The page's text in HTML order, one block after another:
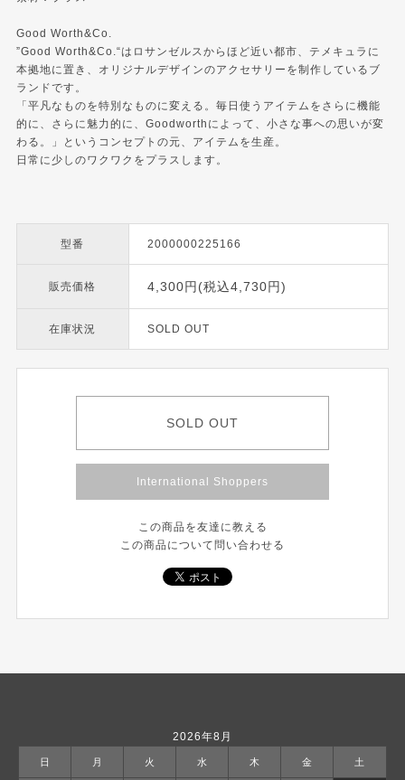
Good Worth&Co.
”Good Worth&Co.“はロサンゼルスからほど近い都市、テメキュラに
本拠地に置き、オリジナルデザインのアクセサリーを制作しているブ
ランドです。
「平凡なものを特別なものに変える。毎日使うアイテムをさらに機能
的に、さらに魅力的に、Goodworthによって、小さな事への思いが変
わる。」というコンセプトの元、アイテムを生産。
日常に少しのワクワクをプラスします。
型番 2000000225166
販売価格 4,300円(税込4,730円)
在庫状況 SOLD OUT
SOLD OUT
International Shoppers
この商品を友達に教える
この商品について問い合わせる
2026年8月
日 月 火 水 木 金 土